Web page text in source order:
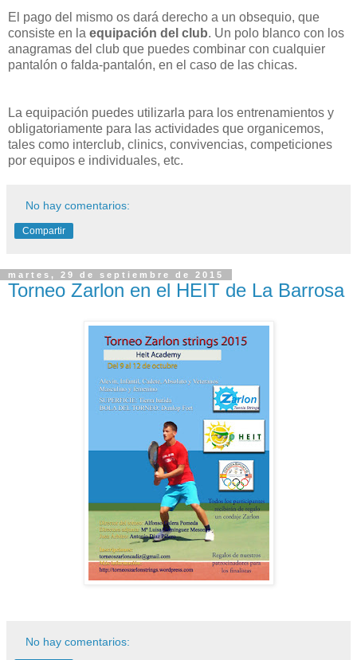
El pago del mismo os dará derecho a un obsequio, que
consiste en la equipación del club. Un polo blanco con los
anagramas del club que puedes combinar con cualquier
pantalón o falda-pantalón, en el caso de las chicas.
La equipación puedes utilizarla para los entrenamientos y
obligatoriamente para las actividades que organicemos,
tales como interclub, clinics, convivencias, competiciones
por equipos e individuales, etc.
No hay comentarios:
Compartir
martes, 29 de septiembre de 2015
Torneo Zarlon en el HEIT de La Barrosa
No hay comentarios: